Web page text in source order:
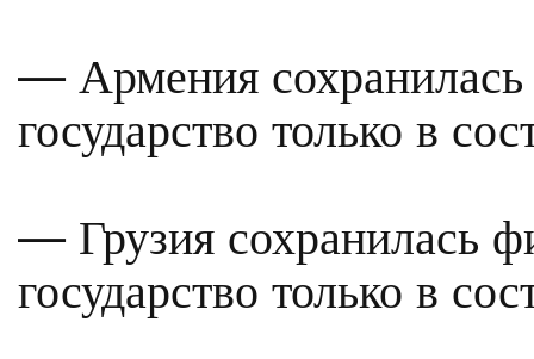
— Армения сохранилась
государство только в
— Грузия сохранилась
государство только в